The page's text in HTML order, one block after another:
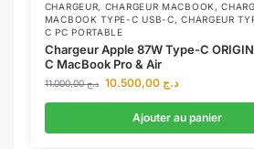
CHARGEUR, CHARGEUR MACBOOK ,
MACBOOK TYPE-C USB-C,CHARGEUR
C PC PORTABLE
Chargeur Apple 87W Type-C
C MacBook Pro & Air
د.ج11.000,00 د.ج 10.500,00
Ajouter au panier